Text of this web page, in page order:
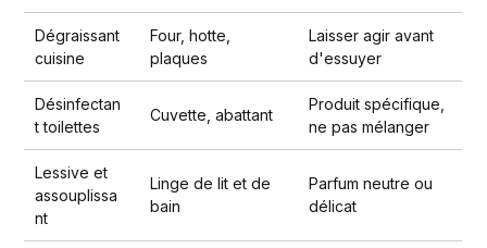
Dégraissant
cuisine
Four, hotte,
plaques
Laisser agir avant
d'essuyer
Désinfectan
t toilettes
Cuvette, abattant
Produit spécifique,
ne pas mélanger
Lessive et
assouplissa
nt
Linge de lit et de
bain
Parfum neutre ou
délicat